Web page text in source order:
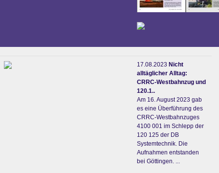
17.08.2023 Nicht
alltäglicher Alltag:
CRRC-Westbahnzug und
120.1..
Am 16. August 2023 gab
es eine Überführung des
CRRC-Westbahnzuges
4100 001 im Schlepp der
120 125 der DB
Systemtechnik. Die
Aufnahmen entstanden
bei Göttingen. ...